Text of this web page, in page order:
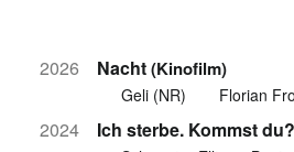
2026 Nacht(Kinofilm)
Geli (NR) Florian
2024 Ich sterbe. Kommst du?